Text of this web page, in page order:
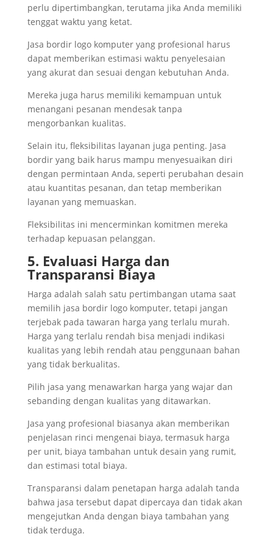
perlu dipertimbangkan, terutama jika Anda memiliki
tenggat waktu yang ketat.
Jasa bordir logo komputer yang profesional harus
dapat memberikan estimasi waktu penyelesaian
yang akurat dan sesuai dengan kebutuhan Anda.
Mereka juga harus memiliki kemampuan untuk
menangani pesanan mendesak tanpa
mengorbankan kualitas.
Selain itu, fleksibilitas layanan juga penting. Jasa
bordir yang baik harus mampu menyesuaikan diri
dengan permintaan Anda, seperti perubahan desain
atau kuantitas pesanan, dan tetap memberikan
layanan yang memuaskan.
Fleksibilitas ini mencerminkan komitmen mereka
terhadap kepuasan pelanggan.
5. Evaluasi Harga dan
Transparansi Biaya
Harga adalah salah satu pertimbangan utama saat
memilih jasa bordir logo komputer, tetapi jangan
terjebak pada tawaran harga yang terlalu murah.
Harga yang terlalu rendah bisa menjadi indikasi
kualitas yang lebih rendah atau penggunaan bahan
yang tidak berkualitas.
Pilih jasa yang menawarkan harga yang wajar dan
sebanding dengan kualitas yang ditawarkan.
Jasa yang profesional biasanya akan memberikan
penjelasan rinci mengenai biaya, termasuk harga
per unit, biaya tambahan untuk desain yang rumit,
dan estimasi total biaya.
Transparansi dalam penetapan harga adalah tanda
bahwa jasa tersebut dapat dipercaya dan tidak akan
mengejutkan Anda dengan biaya tambahan yang
tidak terduga.